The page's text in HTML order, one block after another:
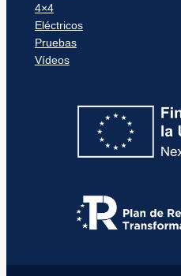
4×4
Eléctricos
Pruebas
Vídeos